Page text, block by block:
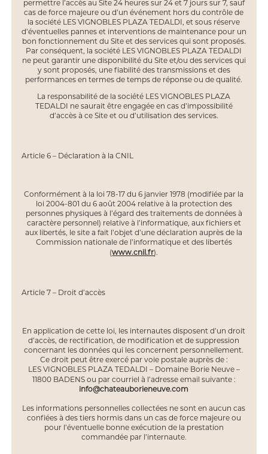
permettre l’accès au Site 24 heures sur 24 et 7 jours sur 7, sauf
cas de force majeure ou d’un événement hors du contrôle de
la société LES VIGNOBLES PLAZA TEDALDI, et sous réserve
d’éventuelles pannes et interventions de maintenance pour un
bon fonctionnement du Site et des services qui sont proposés.
Par conséquent, la société LES VIGNOBLES PLAZA TEDALDI
ne peut garantir une disponibilité du Site et/ou des services qui
y sont proposés, une fiabilité des transmissions et des
performances en termes de temps de réponse ou de qualité.
La responsabilité de la société LES VIGNOBLES PLAZA
TEDALDI ne saurait être engagée en cas d’impossibilité
d’accès à ce Site et ou d’utilisation des services.
Article 6 – Déclaration à la CNIL
Conformément à la loi 78-17 du 6 janvier 1978 (modifiée par la
loi 2004-801 du 6 août 2004 relative à la protection des
personnes physiques à l’égard des traitements de données à
caractère personnel) relative à l’informatique, aux fichiers et
aux libertés, le site a fait l’objet d’une déclaration auprès de la
Commission nationale de l’informatique et des libertés
(www.cnil.fr).
Article 7 – Droit d’accès
En application de cette loi, les internautes disposent d’un droit
d’accès, de rectification, de modification et de suppression
concernant les données qui les concernent personnellement.
Ce droit peut être exercé par voie postale auprès de :
LES VIGNOBLES PLAZA TEDALDI – Domaine Borie Neuve –
11800 BADENS ou par courriel à l’adresse email suivante :
info@chateauborieneuve.com
Les informations personnelles collectées ne sont en aucun cas
confiées à des tiers hormis dans un cas de force majeure ou
pour l’éventuelle bonne exécution de la prestation
commandée par l’internaute.